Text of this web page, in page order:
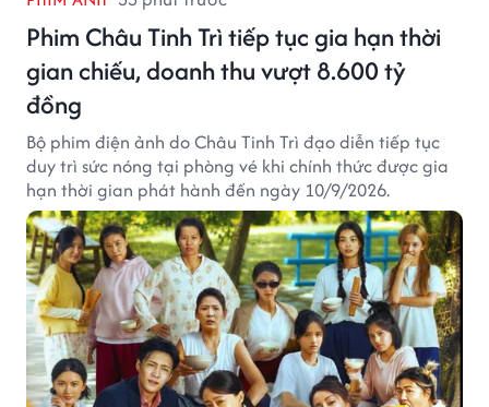
Phim Châu Tinh Trì tiếp tục gia hạn thời
gian chiếu, doanh thu vượt 8.600 tỷ
đồng
Bộ phim điện ảnh do Châu Tinh Trì đạo diễn tiếp tục
duy trì sức nóng tại phòng vé khi chính thức được gia
hạn thời gian phát hành đến ngày 10/9/2026.